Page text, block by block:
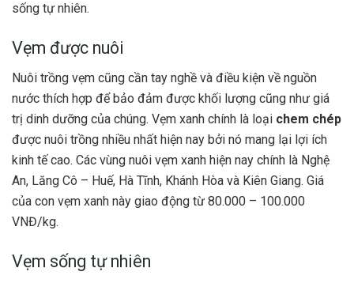
sống tự nhiên.
Vẹm được nuôi
Nuôi trồng vẹm cũng cần tay nghề và điều kiện về nguồn
nước thích hợp để bảo đảm được khối lượng cũng như giá
trị dinh dưỡng của chúng. Vẹm xanh chính là loại chem chép
được nuôi trồng nhiều nhất hiện nay bởi nó mang lại lợi ích
kinh tế cao. Các vùng nuôi vẹm xanh hiện nay chính là Nghệ
An, Lăng Cô – Huế, Hà Tĩnh, Khánh Hòa và Kiên Giang. Giá
của con vẹm xanh này giao động từ 80.000 – 100.000
VNĐ/kg.
Vẹm sống tự nhiên